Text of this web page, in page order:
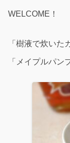
WELCOME！
「樹液で炊いた
「メイプルパン